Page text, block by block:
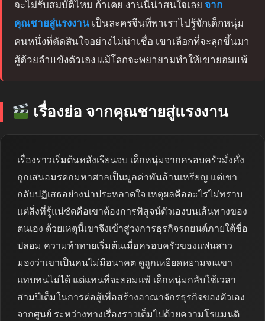
จะไม่รับสมบัติไหม ถ้าเคย งานนี้น่าสนใจเลย จาก
คุณชายสู่แรงงาน เป็นละครจีนที่พาเราไปรู้จักเด็กหนุ่ม
คนหนึ่งที่ตัดสินใจอย่างไม่น่าเชื่อ เขาเลือกที่จะลุกขึ้นมา
สู้ด้วยลำแข้งตัวเอง แม้โลกจะพยายามทำให้เขายอมแพ้
เรื่องย่อ จากคุณชายสู่แรงงาน
เรื่องราวเริ่มต้นหลังเรียนจบ เด็กหนุ่มจากครอบครัวมั่งคั่ง
ถูกเสนอมรดกมหาศาลเป็นมูลค่าพันล้านเหรียญ แต่เขา
กลับปฏิเสธอย่างน่าประหลาดใจ เหตุผลคืออะไรไม่ทราบ
แต่สิ่งที่รู้แน่ชัดคือเขาต้องการพิสูจน์ตัวเองบนเส้นทางของ
ตนเอง ด้วยเหตุนี้เขาจึงเข้าสู่วงการธุรกิจรถยนต์ภายใต้ชื่อ
ปลอม ความท้าทายเริ่มต้นเมื่อครอบครัวของแฟนสาว
มองว่าเขาเป็นคนไม่มีอนาคต ดูถูกเหยียดหยามจนเขา
แทบทนไม่ได้ แต่แทนที่จะยอมแพ้ เด็กหนุ่มกลับใช้เวลา
สามปีเต็มในการต่อสู้เพื่อสร้างอาณาจักรธุรกิจของตัวเอง
จากศูนย์ ระหว่างทางเรื่องราวเต็มไปด้วยความโรแมนติ